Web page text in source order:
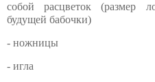
собой расцветок (размер
будущей бабочки)
- ножницы
- игла